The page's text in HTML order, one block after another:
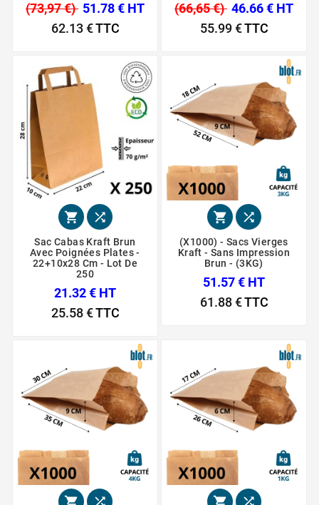
(73,97 €) 51.78 € HT
62.13 €TTC
(66,65 €) 46.66 € HT
55.99 €TTC
 
Sac Cabas Kraft Brun
Avec Poignées Plates -
22+10x28 Cm - Lot De
250
21.32 € HT
25.58 €TTC
 
(X1000) - Sacs Vierges
Kraft - Sans Impression
Brun - (3KG)
51.57 € HT
61.88 €TTC